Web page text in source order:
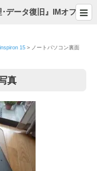
データ復旧』IMオフ
15 > ノートパソコン裏面
真